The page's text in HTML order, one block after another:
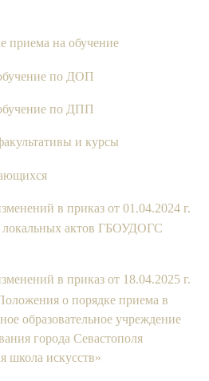
приема на обучение
по ДОП
по ДПП
и курсы
в приказ от 01.04.2024 г.
актов ГБОУДОГС
в приказ от 18.04.2025 г.
о порядке приема в
образовательное учреждение
города Севастополя
школа искусств»